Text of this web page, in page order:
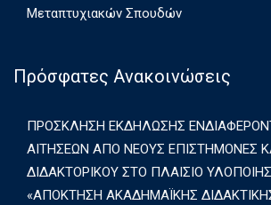
Μεταπτυχιακών Σπουδών
Πρόσφατες Ανακοινώσεις
ΠΡΟΣΚΛΗΣΗ ΕΚΔΗΛΩΣΗΣ
ΑΙΤΗΣΕΩΝ ΑΠΟ ΝΕΟΥΣ ΕΠΙΣΤΗΜΟΝΕΣ
ΔΙΔΑΚΤΟΡΙΚΟΥ ΣΤΟ ΠΛΑΙΣΙΟ
«ΑΠΟΚΤΗΣΗ ΑΚΑΔΗΜΑΪΚΗΣ